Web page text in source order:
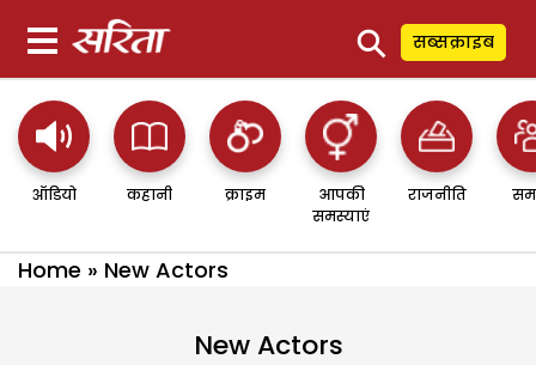
⚲ सब्सक्राइब
ऑडियो कहानी क्राइम
आपकी
समस्याएं
राजनीति
Home » New Actors
New Actors